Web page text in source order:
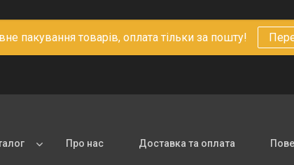
пакування товарів, оплата тільки за пошту!
Про нас Доставка та оплата